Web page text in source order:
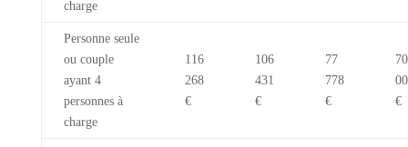
charge
Personne seule
ou couple
ayant 4
personnes à
charge
116
268
€
106
431
€
77
778
€
70
€